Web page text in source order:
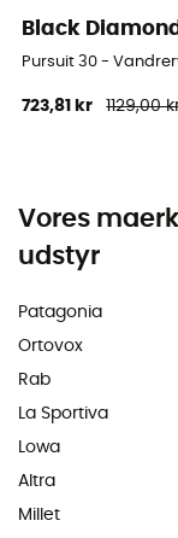
Black Diamond
Pursuit 30 -
723,81 kr 1129,00
Vores
udstyr
Patagonia
Ortovox
Rab
La Sportiva
Lowa
Altra
Millet